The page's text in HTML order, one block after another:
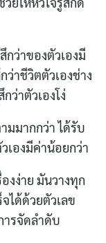
กว่าของตัวเองมี
ว่าชีวิตตัวเองช่าง
ว่าตัวเองโง่
มมากกว่า ได้รับ
เองมีค่าน้อยกว่า
งง่าย มันวางทุก
ได้ด้วยตัวเลข
ารจัดลำดับ